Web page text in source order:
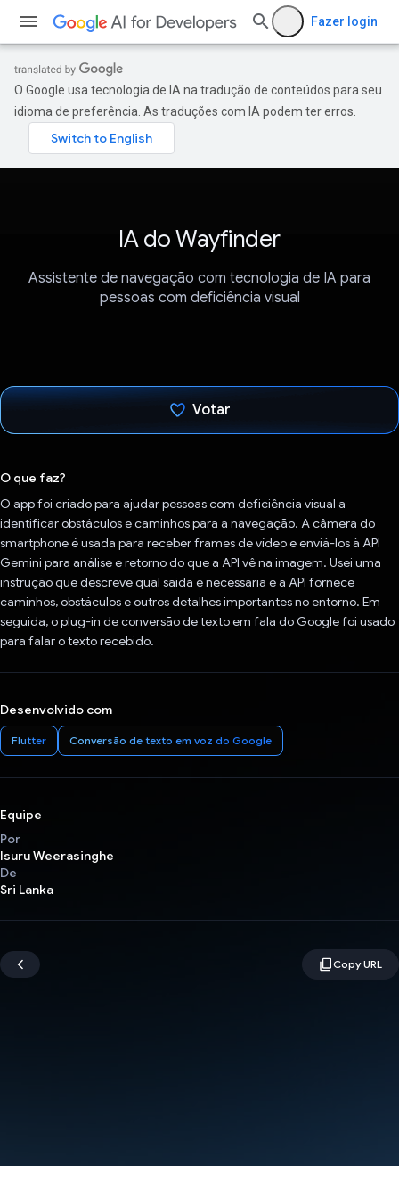
Fazer login
O Google usa tecnologia de IA na tradução de conteúdos para seu
idioma de preferência. As traduções com IA podem ter erros.
IA do Wayfinder
Assistente de navegação com tecnologia de IA para
pessoas com deficiência visual
Votar
O que faz?
O app foi criado para ajudar pessoas com deficiência visual a
identificar obstáculos e caminhos para a navegação. A câmera do
smartphone é usada para receber frames de vídeo e enviá-los à API
Gemini para análise e retorno do que a API vê na imagem. Usei uma
instrução que descreve qual saída é necessária e a API fornece
caminhos, obstáculos e outros detalhes importantes no entorno. Em
seguida, o plug-in de conversão de texto em fala do Google foi usado
para falar o texto recebido.
Desenvolvido com
Flutter Conversão de texto em voz do Google
Equipe
Por
Isuru Weerasinghe
De
Sri Lanka